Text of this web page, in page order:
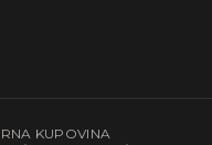
KUPOVINA